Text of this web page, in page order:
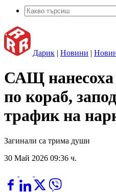
Дарик | Новини |
САЩ нанесоха
по кораб,
трафик на
Загинали са трима души
30 Май 2026 09:36 ч.